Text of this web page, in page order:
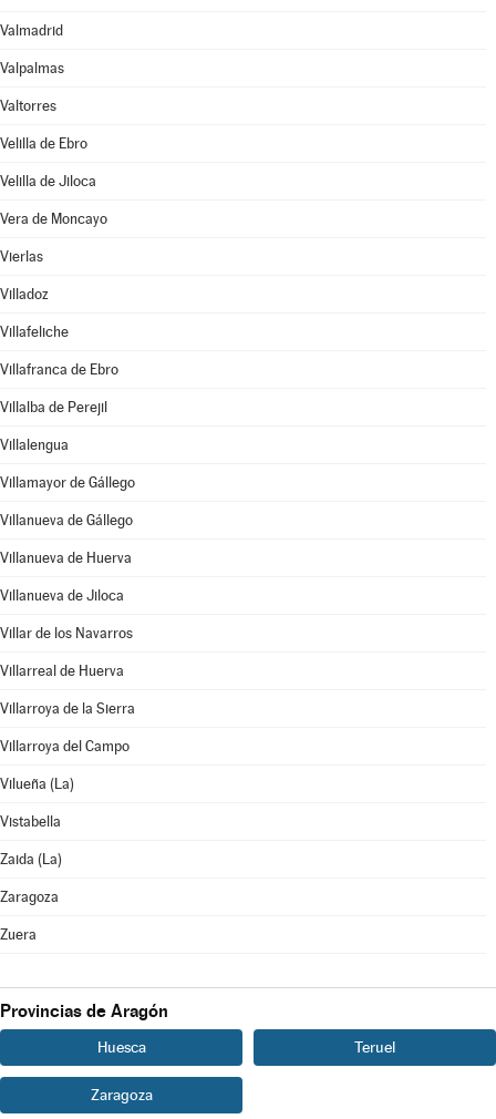
Valmadrid
Valpalmas
Valtorres
Velilla de Ebro
Velilla de Jiloca
Vera de Moncayo
Vierlas
Villadoz
Villafeliche
Villafranca de Ebro
Villalba de Perejil
Villalengua
Villamayor de Gállego
Villanueva de Gállego
Villanueva de Huerva
Villanueva de Jiloca
Villar de los Navarros
Villarreal de Huerva
Villarroya de la Sierra
Villarroya del Campo
Vilueña (La)
Vistabella
Zaida (La)
Zaragoza
Zuera
Provincias de Aragón
Huesca Teruel
Zaragoza